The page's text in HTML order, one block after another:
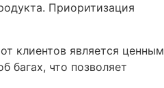
Приоритизация
клиентов является ценным
багах, что позволяет